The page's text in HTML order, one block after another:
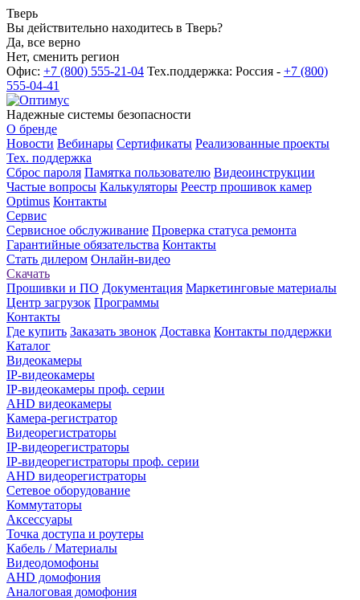
Тверь
Вы действительно находитесь в Тверь?
Да, все верно
Нет, сменить регион
Офис: +7 (800) 555-21-04 Тех.поддержка: Россия - +7 (800)
555-04-41
Надежные системы безопасности
О бренде
Новости Вебинары Сертификаты Реализованные проекты
Тех. поддержка
Сброс пароля Памятка пользователю Видеоинструкции
Частые вопросы Калькуляторы Реестр прошивок камер
Optimus Контакты
Сервис
Сервисное обслуживание Проверка статуса ремонта
Гарантийные обязательства Контакты
Стать дилером Онлайн-видео
Скачать
Прошивки и ПО Документация Маркетинговые материалы
Центр загрузок Программы
Контакты
Где купить Заказать звонок Доставка Контакты поддержки
Каталог
Видеокамеры
IP-видеокамеры
IP-видеокамеры проф. серии
AHD видеокамеры
Камера-регистратор
Видеорегистраторы
IP-видеорегистраторы
IP-видеорегистраторы проф. серии
AHD видеорегистраторы
Сетевое оборудование
Коммутаторы
Аксессуары
Точка доступа и роутеры
Кабель / Материалы
Видеодомофоны
AHD домофония
Аналоговая домофония